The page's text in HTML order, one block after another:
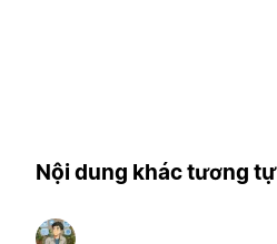
Nội dung khác tương tự